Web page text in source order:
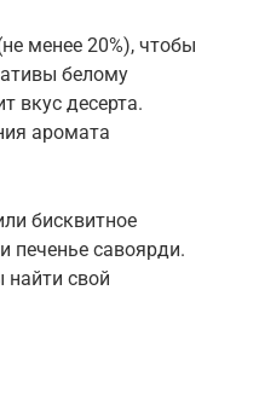
менее 20%), чтобы
белому
вкус десерта.
аромата
бисквитное
печенье савоярди.
найти свой